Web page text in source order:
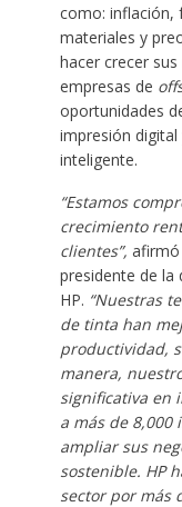
como: inflación,
materiales y
hacer crecer
empresas de
oportunidades
impresión
inteligente.
“Estamos
crecimiento
clientes”, afirmó
presidente de la
HP. “Nuestras
de tinta han
productividad,
manera,
significativa en
a más de 8,000
ampliar sus
sostenible. HP
sector por más